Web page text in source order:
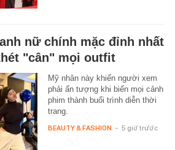
nữ chính mặc đỉnh nhất
"cân" mọi outfit
Mỹ nhân này khiến người xem
phải ấn tượng khi biến mọi cảnh
phim thành buổi trình diễn thời
trang.
BEAUTY & FASHION - 5 giờ trước